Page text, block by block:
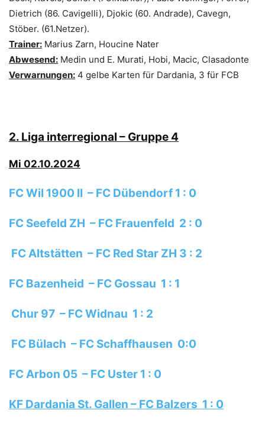
Dietrich (86. Cavigelli), Djokic (60. Andrade), Cavegn,
Stöber. (61.Netzer).
Trainer: Marius Zarn, Houcine Nater
Abwesend: Medin und E. Murati, Hobi, Macic, Clasadonte
Verwarnungen: 4 gelbe Karten für Dardania, 3 für FCB
2. Liga interregional – Gruppe 4
Mi 02.10.2024
FC Wil 1900 II – FC Dübendorf 1 : 0
FC Seefeld ZH – FC Frauenfeld 2 : 0
FC Altstätten – FC Red Star ZH 3 : 2
FC Bazenheid – FC Gossau 1 : 1
Chur 97 – FC Widnau 1 : 2
FC Bülach – FC Schaffhausen 0:0
FC Arbon 05 – FC Uster 1 : 0
KF Dardania St. Gallen – FC Balzers 1 : 0